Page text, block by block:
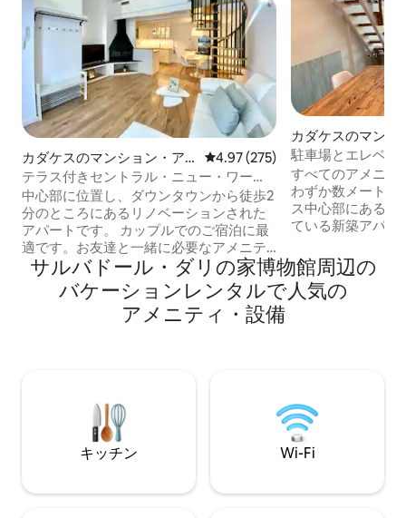
カダケスのマンション・ア
パート
レビュー275件、5つ星中4.97つ
4.97 (275)
テラス付きセントラル・ニュー・ワー
ク・アパート
中心部に位置し、ダウンタウンから徒歩2
分のところにあるリノベーションされた
アパートです。 カップルでのご宿泊に最
適です。お友達と一緒に必要なアメニテ
ィ・設備がすべて揃っています。 休憩、
切断、または必要に応じてリモートで作
業することができます。 シャワー付きフ
ルシンクのあるマスタースイートルー
簡単、住宅街。 寝具とタオルが含まれて
カダケスのマンシ
ート
駐車場とエレベー
ントラルアパート
すべてのアメニテ
わずか数メートル
ス中心部にある、
ている新築アパー
眺めることができます 床には、
ルーム、設備の整
ルーム1室とトラ
サルバドール・ダリの家博物館⁠周⁠辺⁠の
バ⁠ケ⁠ー⁠シ⁠ョ⁠ン⁠レ⁠ン⁠タ⁠ル⁠で人⁠気⁠の
ア⁠メ⁠ニ⁠テ⁠ィ⁠・⁠設⁠備
キッチン Wi-Fi